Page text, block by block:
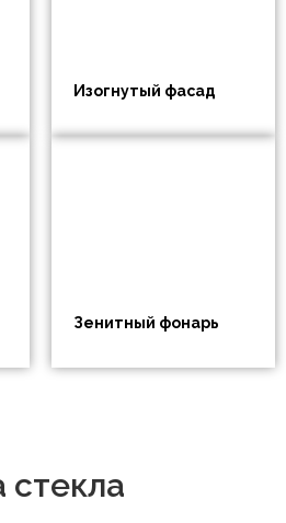
Изогнутый фасад
Зенитный фонарь
стекла